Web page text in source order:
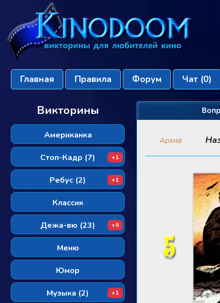
Главная Правила Форум Чат (0)
Викторины
Американка
Стоп-Кадр (7) +1
Ребус (2) +1
Классик
Дежа-вю (23) +9
Меню
Юмор
Музыка (2) +1
Архив